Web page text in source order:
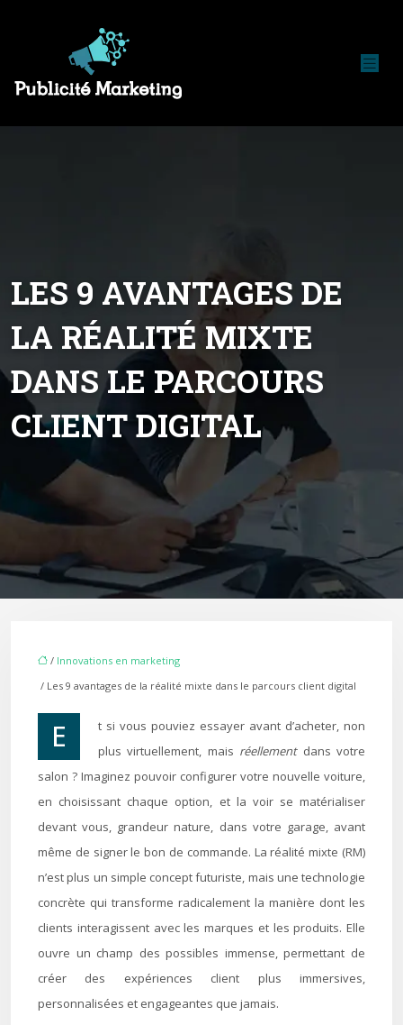
LES 9 AVANTAGES DE
LA RÉALITÉ MIXTE
DANS LE PARCOURS
CLIENT DIGITAL
/ Innovations en marketing
/ Les 9 avantages de la réalité mixte dans le parcours client digital
Et si vous pouviez essayer avant d’acheter, non plus virtuellement, mais réellement dans votre
salon ? Imaginez pouvoir configurer votre nouvelle voiture,
en choisissant chaque option, et la voir se matérialiser
devant vous, grandeur nature, dans votre garage, avant
même de signer le bon de commande. La réalité mixte (RM)
n’est plus un simple concept futuriste, mais une technologie
concrète qui transforme radicalement la manière dont les
clients interagissent avec les marques et les produits. Elle
ouvre un champ des possibles immense, permettant de
créer des expériences client plus immersives,
personnalisées et engageantes que jamais.